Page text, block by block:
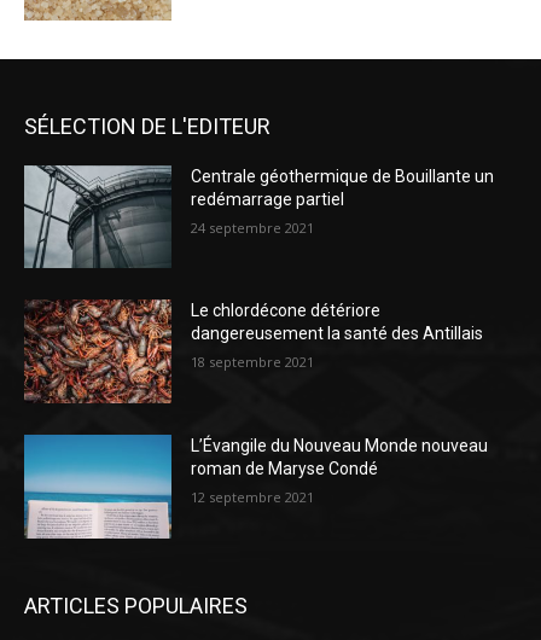
SÉLECTION DE L'EDITEUR
Centrale géothermique de Bouillante un
redémarrage partiel
24 septembre 2021
Le chlordécone détériore
dangereusement la santé des Antillais
18 septembre 2021
L’Évangile du Nouveau Monde nouveau
roman de Maryse Condé
12 septembre 2021
ARTICLES POPULAIRES